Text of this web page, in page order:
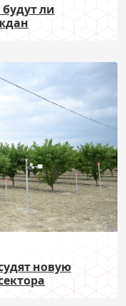
ли
новую